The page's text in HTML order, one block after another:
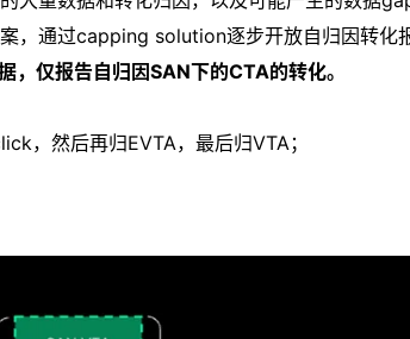
，通过capping solution逐步开放自归因转化报
，仅报告自归因SAN下的CTA的转化。
，然后再归EVTA，最后归VTA；